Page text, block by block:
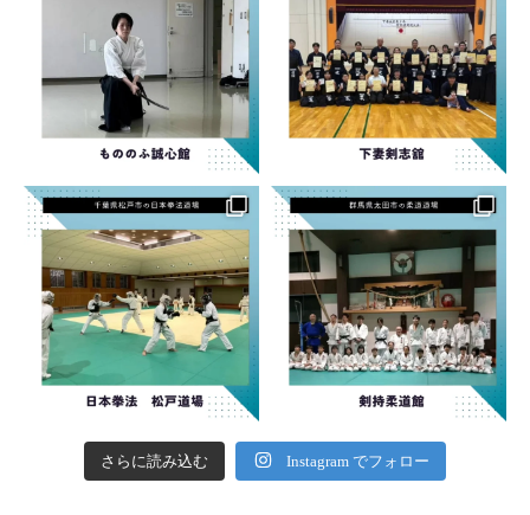
さらに読み込む Instagram でフォロー